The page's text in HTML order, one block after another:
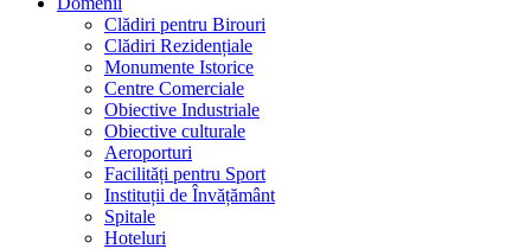
Clădiri pentru Birouri
Clădiri Rezidențiale
Monumente Istorice
Centre Comerciale
Obiective Industriale
Obiective culturale
Aeroporturi
Facilități pentru Sport
Instituții de Învățământ
Spitale
Hoteluri